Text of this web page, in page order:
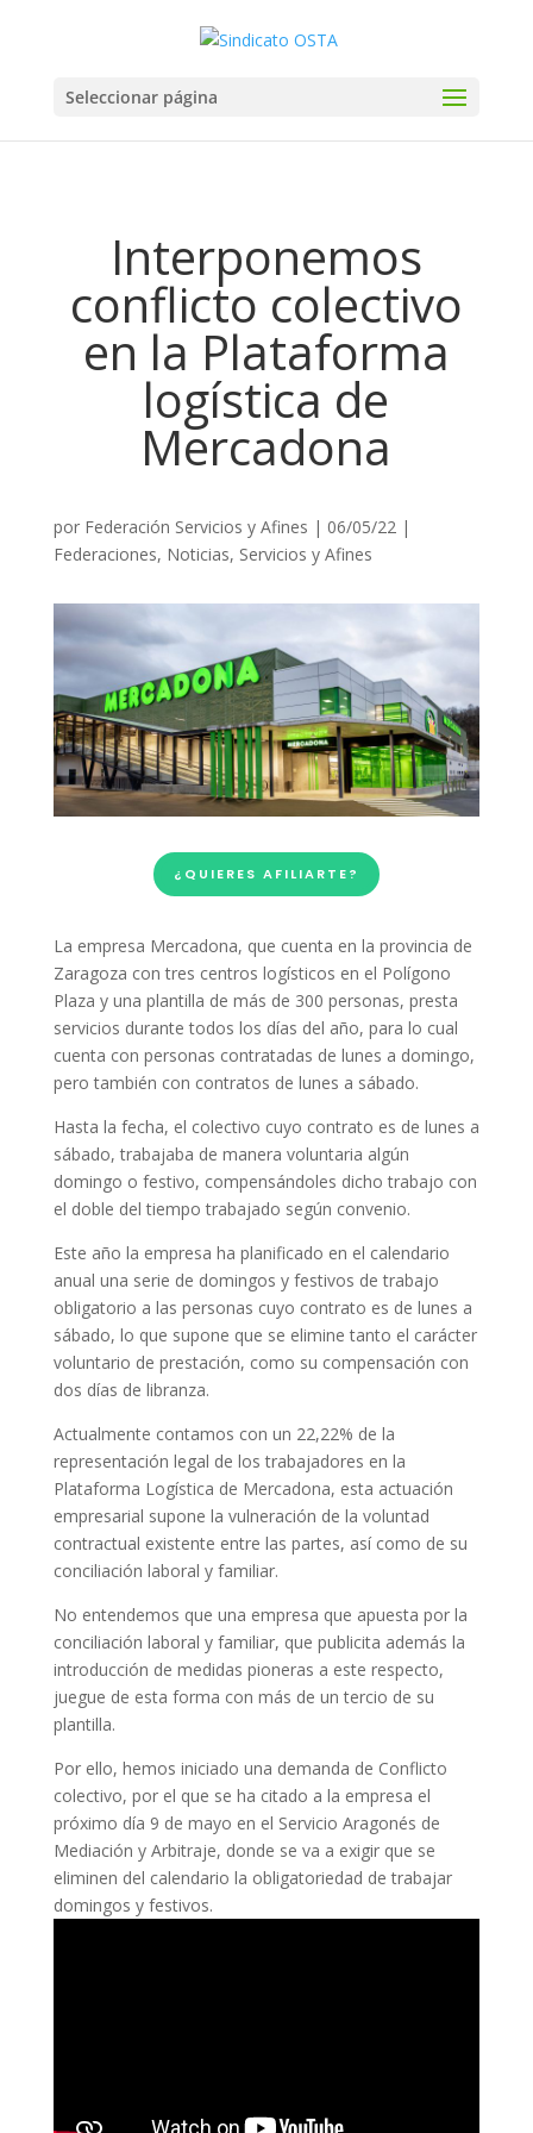
Seleccionar página
Interponemos
conflicto colectivo
en la Plataforma
logística de
Mercadona
por Federación Servicios y Afines | 06/05/22|
Federaciones, Noticias, Servicios y Afines
¿QUIERES AFILIARTE?
La empresa Mercadona, que cuenta en la provincia de
Zaragoza con tres centros logísticos en el Polígono
Plaza y una plantilla de más de 300 personas, presta
servicios durante todos los días del año, para lo cual
cuenta con personas contratadas de lunes a domingo,
pero también con contratos de lunes a sábado.
Hasta la fecha, el colectivo cuyo contrato es de lunes a
sábado, trabajaba de manera voluntaria algún
domingo o festivo, compensándoles dicho trabajo con
el doble del tiempo trabajado según convenio.
Este año la empresa ha planificado en el calendario
anual una serie de domingos y festivos de trabajo
obligatorio a las personas cuyo contrato es de lunes a
sábado, lo que supone que se elimine tanto el carácter
voluntario de prestación, como su compensación con
dos días de libranza.
Actualmente contamos con un 22,22% de la
representación legal de los trabajadores en la
Plataforma Logística de Mercadona, esta actuación
empresarial supone la vulneración de la voluntad
contractual existente entre las partes, así como de su
conciliación laboral y familiar.
No entendemos que una empresa que apuesta por la
conciliación laboral y familiar, que publicita además la
introducción de medidas pioneras a este respecto,
juegue de esta forma con más de un tercio de su
plantilla.
Por ello, hemos iniciado una demanda de Conflicto
colectivo, por el que se ha citado a la empresa el
próximo día 9 de mayo en el Servicio Aragonés de
Mediación y Arbitraje, donde se va a exigir que se
eliminen del calendario la obligatoriedad de trabajar
domingos y festivos.